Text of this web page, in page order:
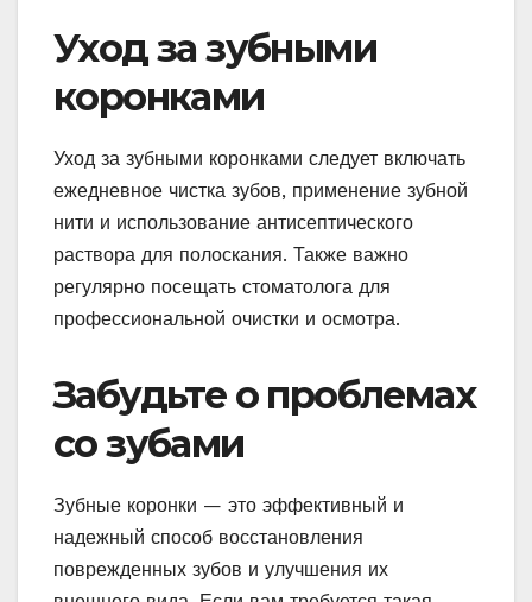
Уход за зубными
коронками
Уход за зубными коронками следует включать
ежедневное чистка зубов, применение зубной
нити и использование антисептического
раствора для полоскания. Также важно
регулярно посещать стоматолога для
профессиональной очистки и осмотра.
Забудьте о проблемах
со зубами
Зубные коронки — это эффективный и
надежный способ восстановления
поврежденных зубов и улучшения их